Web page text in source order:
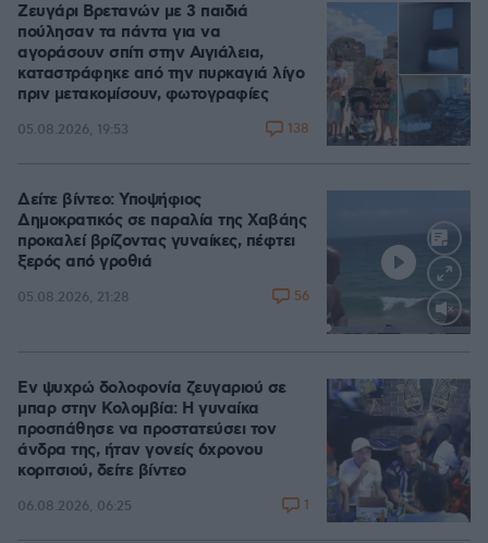
Ζευγάρι Βρετανών με 3 παιδιά
πούλησαν τα πάντα για να
αγοράσουν σπίτι στην Αιγιάλεια,
καταστράφηκε από την πυρκαγιά λίγο
πριν μετακομίσουν, φωτογραφίες
05.08.2026, 19:53 138
Loaded
Δείτε βίντεο: Υποψήφιος
Δημοκρατικός σε παραλία της Χαβάης
προκαλεί βρίζοντας γυναίκες, πέφτει
ξερός από γροθιά
05.08.2026, 21:28 56
Εν ψυχρώ δολοφονία ζευγαριού σε
μπαρ στην Κολομβία: Η γυναίκα
προσπάθησε να προστατεύσει τον
άνδρα της, ήταν γονείς 6χρονου
κοριτσιού, δείτε βίντεο
06.08.2026, 06:25 1